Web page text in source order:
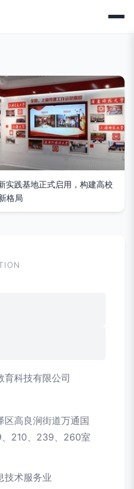
实践基地正式启用，构建高校
格局
育科技有限公司
区高良涧街道万通国
210、239、260室
技术服务业